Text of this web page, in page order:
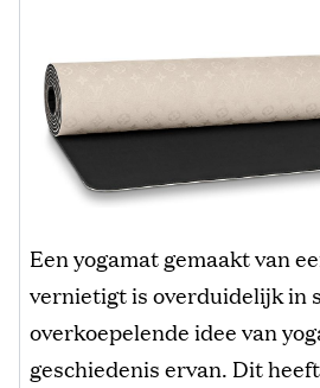
Een yogamat gemaakt van
vernietigt is overduidelijk in
overkoepelende idee van
geschiedenis ervan. Dit